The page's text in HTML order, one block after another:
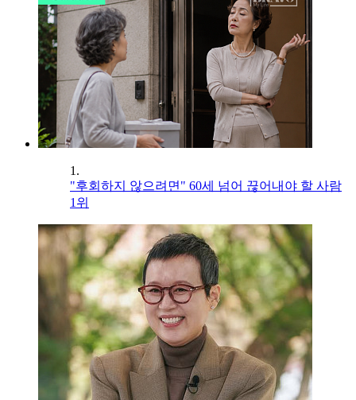
1.
"후회하지 않으려면" 60세 넘어 끊어내야 할 사람
1위